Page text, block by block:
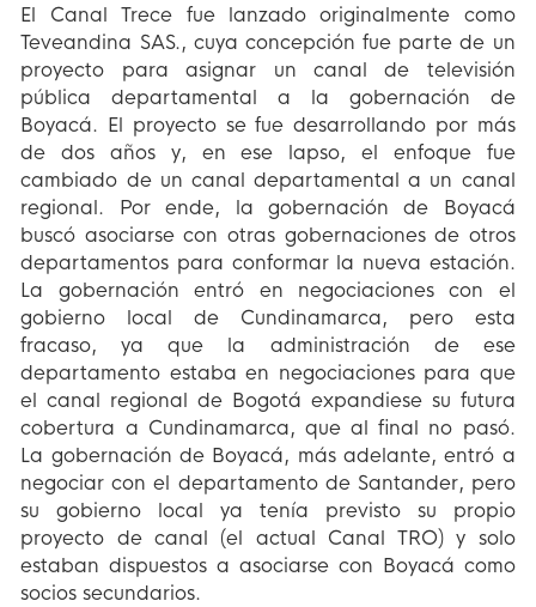
El Canal Trece fue lanzado originalmente como
Teveandina SAS., cuya concepción fue parte de un
proyecto para asignar un canal de televisión
pública departamental a la gobernación de
Boyacá. El proyecto se fue desarrollando por más
de dos años y, en ese lapso, el enfoque fue
cambiado de un canal departamental a un canal
regional. Por ende, la gobernación de Boyacá
buscó asociarse con otras gobernaciones de otros
departamentos para conformar la nueva estación.
La gobernación entró en negociaciones con el
gobierno local de Cundinamarca, pero esta
fracaso, ya que la administración de ese
departamento estaba en negociaciones para que
el canal regional de Bogotá expandiese su futura
cobertura a Cundinamarca, que al final no pasó.
La gobernación de Boyacá, más adelante, entró a
negociar con el departamento de Santander, pero
su gobierno local ya tenía previsto su propio
proyecto de canal (el actual Canal TRO) y solo
estaban dispuestos a asociarse con Boyacá como
socios secundarios.